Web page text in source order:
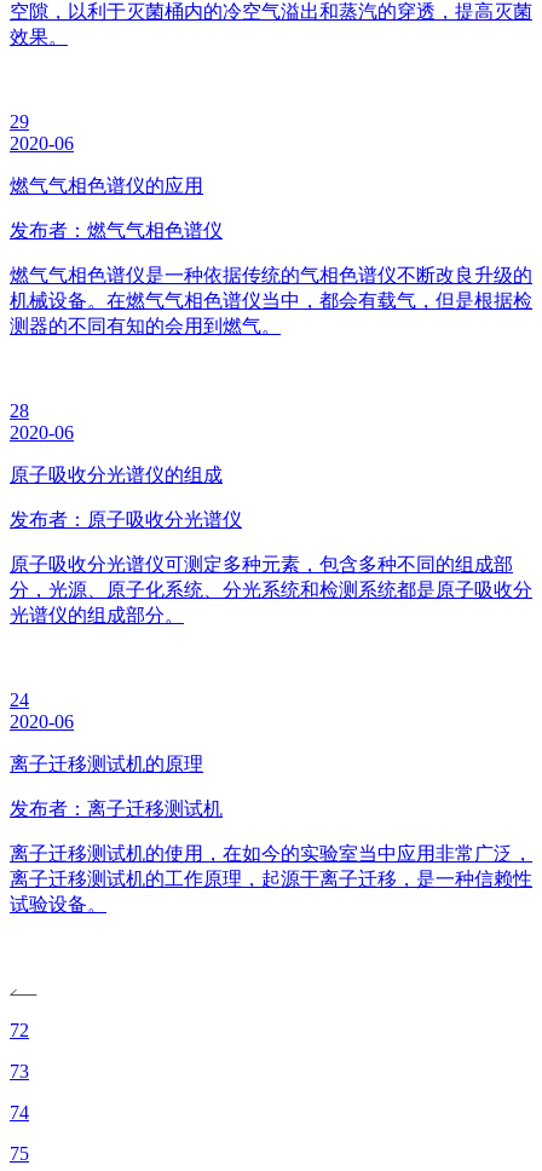
空隙，以利于灭菌桶内的冷空气溢出和蒸汽的穿透，提高灭菌
效果。
29
2020-06
燃气气相色谱仪的应用
发布者：燃气气相色谱仪
燃气气相色谱仪是一种依据传统的气相色谱仪不断改良升级的
机械设备。在燃气气相色谱仪当中，都会有载气，但是根据检
测器的不同有知的会用到燃气。
28
2020-06
原子吸收分光谱仪的组成
发布者：原子吸收分光谱仪
原子吸收分光谱仪可测定多种元素，包含多种不同的组成部
分，光源、原子化系统、分光系统和检测系统都是原子吸收分
光谱仪的组成部分。
24
2020-06
离子迁移测试机的原理
发布者：离子迁移测试机
离子迁移测试机的使用，在如今的实验室当中应用非常广泛，
离子迁移测试机的工作原理，起源于离子迁移，是一种信赖性
试验设备。
72
73
74
75